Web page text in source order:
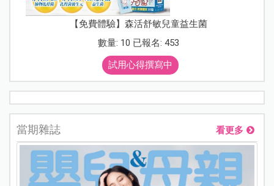
【免費體驗】森活舒敏兒童益生菌
數量: 10 已報名: 453
試用心得撰寫中
當期雜誌 看更多